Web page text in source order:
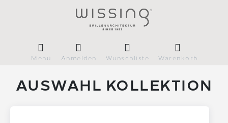
Menü Anmelden Wunschliste Warenkorb
AUSWAHL KOLLEKTION